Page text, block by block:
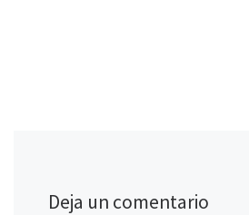
Deja un comentario